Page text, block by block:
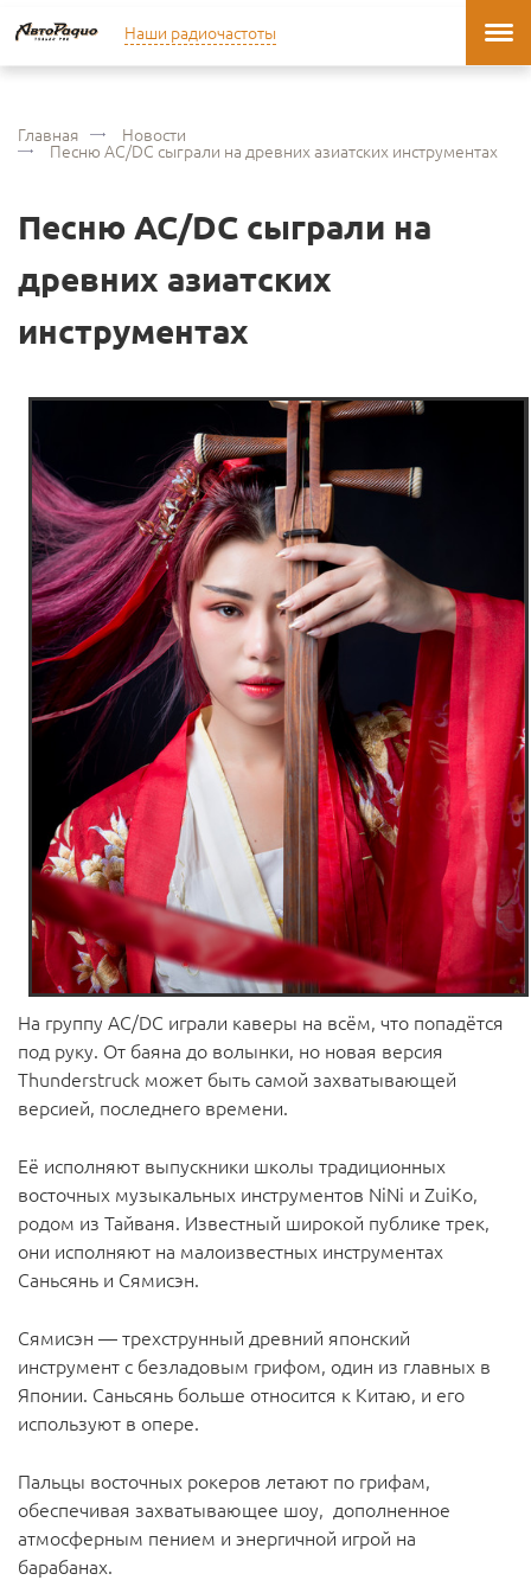
Наши радиочастоты
Главная Новости
Песню AC/DC сыграли на древних азиатских инструментах
Песню AC/DC сыграли на
древних азиатских
инструментах
На группу AC/DC играли каверы на всём, что попадётся
под руку. От баяна до волынки, но новая версия
Thunderstruck может быть самой захватывающей
версией, последнего времени.
Её исполняют выпускники школы традиционных
восточных музыкальных инструментов NiNi и ZuiKo,
родом из Тайваня. Известный широкой публике трек,
они исполняют на малоизвестных инструментах
Саньсянь и Сямисэн.
Сямисэн — трехструнный древний японский
инструмент с безладовым грифом, один из главных в
Японии. Саньсянь больше относится к Китаю, и его
используют в опере.
Пальцы восточных рокеров летают по грифам,
обеспечивая захватывающее шоу, дополненное
атмосферным пением и энергичной игрой на
барабанах.